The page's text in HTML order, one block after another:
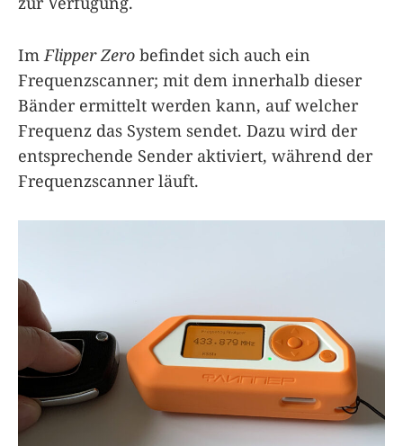
ImFlipper Zero befindet sich auch ein
Frequenzscanner; mit dem innerhalb dieser
Bänder ermittelt werden kann, auf welcher
Frequenz das System sendet. Dazu wird der
entsprechende Sender aktiviert, während der
Frequenzscanner läuft.